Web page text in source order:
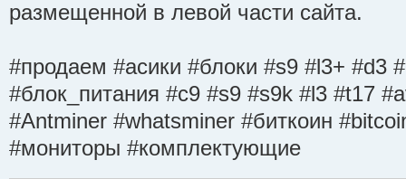
размещенной в левой части сайта.
#продаем #асики #блоки #s9 #l3+ #d3
#блок_питания #с9 #s9 #s9k #l3 #t17
#Antminer #whatsminer #биткоин
#мониторы #комплектующие